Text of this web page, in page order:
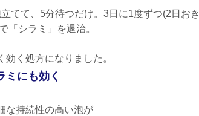
てて、5分待つだけ。3日に1度ずつ(2日おき
「シラミ」を退治。
効く処方になりました。
ミにも効く
な持続性の高い泡が